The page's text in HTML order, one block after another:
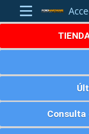
Consulta